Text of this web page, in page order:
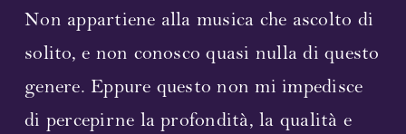
Non appartiene alla musica che ascolto di
solito, e non conosco quasi nulla di questo
genere. Eppure questo non mi impedisce
di percepirne la profondità, la qualità e